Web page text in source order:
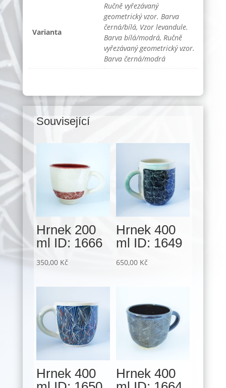
Varianta
Ručně vyřezávaný
geometrický vzor. Barva
černá/bílá, Vzor levandule.
Barva bílá/modrá, Ručně
vyřezávaný geometrický vzor.
Barva černá/modrá
Související
Hrnek 200
ml ID: 1666
350,00 Kč
Hrnek 400
ml ID: 1649
650,00 Kč
Hrnek 400
Hrnek 400